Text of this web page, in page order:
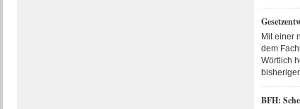
Mit einer
dem
Wörtlich
BFH: